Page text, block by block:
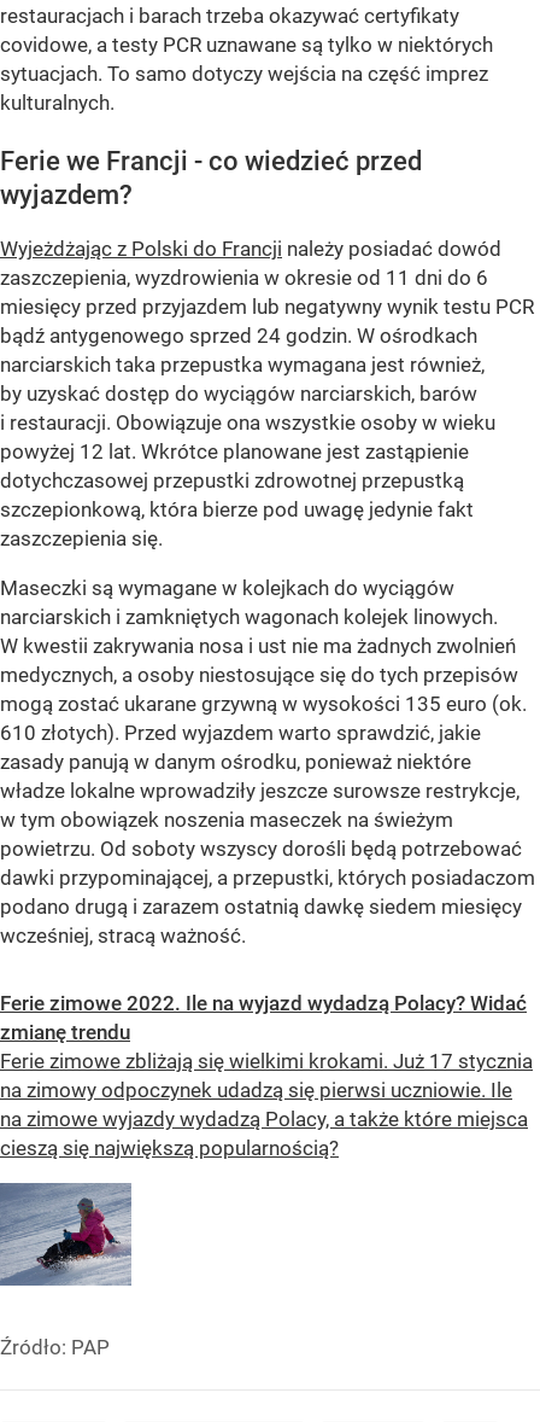
restauracjach i barach trzeba okazywać certyfikaty
covidowe, a testy PCR uznawane są tylko w niektórych
sytuacjach. To samo dotyczy wejścia na część imprez
kulturalnych.
Ferie we Francji - co wiedzieć przed
wyjazdem?
Wyjeżdżając z Polski do Francji należy posiadać dowód
zaszczepienia, wyzdrowienia w okresie od 11 dni do 6
miesięcy przed przyjazdem lub negatywny wynik testu PCR
bądź antygenowego sprzed 24 godzin. W ośrodkach
narciarskich taka przepustka wymagana jest również,
by uzyskać dostęp do wyciągów narciarskich, barów
i restauracji. Obowiązuje ona wszystkie osoby w wieku
powyżej 12 lat. Wkrótce planowane jest zastąpienie
dotychczasowej przepustki zdrowotnej przepustką
szczepionkową, która bierze pod uwagę jedynie fakt
zaszczepienia się.
Maseczki są wymagane w kolejkach do wyciągów
narciarskich i zamkniętych wagonach kolejek linowych.
W kwestii zakrywania nosa i ust nie ma żadnych zwolnień
medycznych, a osoby niestosujące się do tych przepisów
mogą zostać ukarane grzywną w wysokości 135 euro (ok.
610 złotych). Przed wyjazdem warto sprawdzić, jakie
zasady panują w danym ośrodku, ponieważ niektóre
władze lokalne wprowadziły jeszcze surowsze restrykcje,
w tym obowiązek noszenia maseczek na świeżym
powietrzu. Od soboty wszyscy dorośli będą potrzebować
dawki przypominającej, a przepustki, których posiadaczom
podano drugą i zarazem ostatnią dawkę siedem miesięcy
wcześniej, stracą ważność.
Ferie zimowe 2022. Ile na wyjazd wydadzą Polacy? Widać
zmianę trendu
Ferie zimowe zbliżają się wielkimi krokami. Już 17 stycznia
na zimowy odpoczynek udadzą się pierwsi uczniowie. Ile
na zimowe wyjazdy wydadzą Polacy, a także które miejsca
cieszą się największą popularnością?
Źródło: PAP